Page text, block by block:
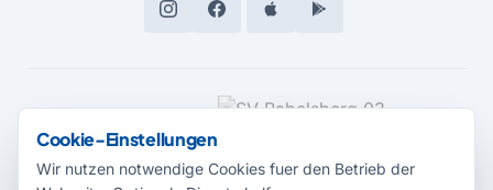
MEDIENPARTNER
Cookie-Einstellungen
Wir nutzen notwendige Cookies fuer den Betrieb der